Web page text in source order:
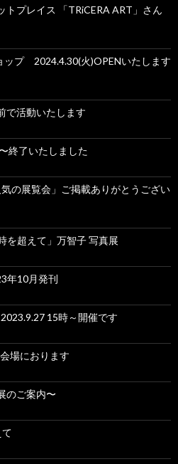
トプレイス 「TRiCERA ART」さん
ップ 2024.4.30(火)OPENいたします
で活動いたします
終了いたしました
の展覧会」ご掲載ありがとうござい
を超えて」万智子 写真展
年10月発刊
15時～開催です
会場におります
のご案内〜